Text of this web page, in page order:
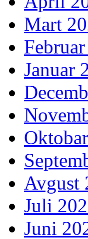
Mart
Januar
Avgust
Juli
Juni